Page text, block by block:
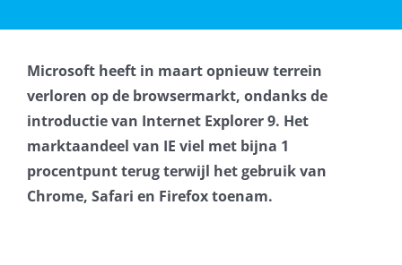
Cloud Computing
VOIP
Microsoft NCE
Microsoft heeft in maart opnieuw terrein
verloren op de browsermarkt, ondanks de
introductie van Internet Explorer 9. Het
marktaandeel van IE viel met bijna 1
procentpunt terug terwijl het gebruik van
Chrome, Safari en Firefox toenam.